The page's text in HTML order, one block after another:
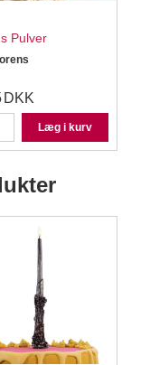
Pulver
DKK
Læg i kurv